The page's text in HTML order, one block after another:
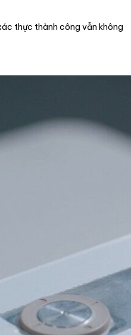
thực thành công vẫn không